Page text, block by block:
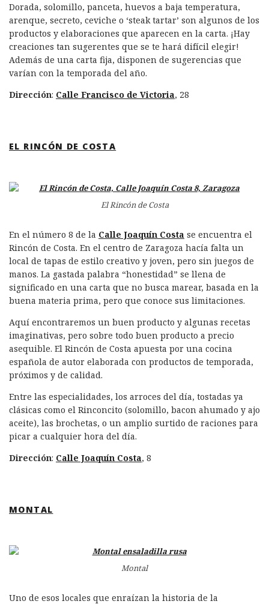
Dorada, solomillo, panceta, huevos a baja temperatura,
arenque, secreto, ceviche o ‘steak tartar’ son algunos de los
productos y elaboraciones que aparecen en la carta. ¡Hay
creaciones tan sugerentes que se te hará difícil elegir!
Además de una carta fija, disponen de sugerencias que
varían con la temporada del año.
Dirección: Calle Francisco de Victoria, 28
EL RINCÓN DE COSTA
El Rincón de Costa
En el número 8 de la Calle Joaquín Costa se encuentra el
Rincón de Costa. En el centro de Zaragoza hacía falta un
local de tapas de estilo creativo y joven, pero sin juegos de
manos. La gastada palabra “honestidad” se llena de
significado en una carta que no busca marear, basada en la
buena materia prima, pero que conoce sus limitaciones.
Aquí encontraremos un buen producto y algunas recetas
imaginativas, pero sobre todo buen producto a precio
asequible. El Rincón de Costa apuesta por una cocina
española de autor elaborada con productos de temporada,
próximos y de calidad.
Entre las especialidades, los arroces del día, tostadas ya
clásicas como el Rinconcito (solomillo, bacon ahumado y ajo
aceite), las brochetas, o un amplio surtido de raciones para
picar a cualquier hora del día.
Dirección: Calle Joaquín Costa, 8
MONTAL
Montal
Uno de esos locales que enraízan la historia de la